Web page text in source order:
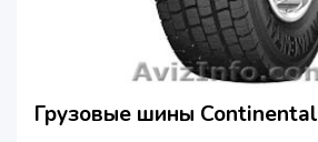
Грузовые шины Continental